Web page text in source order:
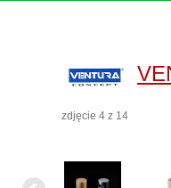
zdjęcie 4 z 14